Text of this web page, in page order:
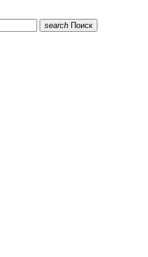
search Поиск